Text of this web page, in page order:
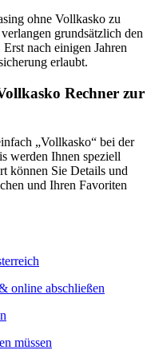
ohne Vollkasko zu
grundsätzlich den
nach einigen Jahren
erlaubt.
Rechner zur
„Vollkasko“ bei der
werden Ihnen speziell
können Sie Details und
und Ihren Favoriten
online abschließen
müssen